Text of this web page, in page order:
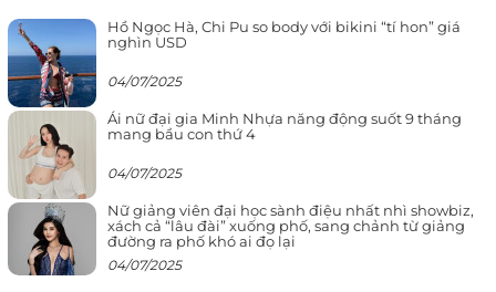
Hồ Ngọc Hà, Chi Pu so body với bikini “tí hon” giá
nghìn USD
04/07/2025
Ái nữ đại gia Minh Nhựa năng động suốt 9 tháng
mang bầu con thứ 4
04/07/2025
Nữ giảng viên đại học sành điệu nhất nhì showbiz,
xách cả “lâu đài” xuống phố, sang chảnh từ giảng
đường ra phố khó ai đọ lại
04/07/2025